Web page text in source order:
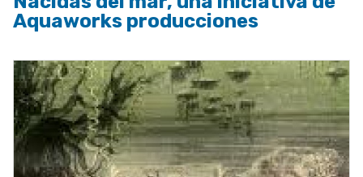
Aquaworks producciones